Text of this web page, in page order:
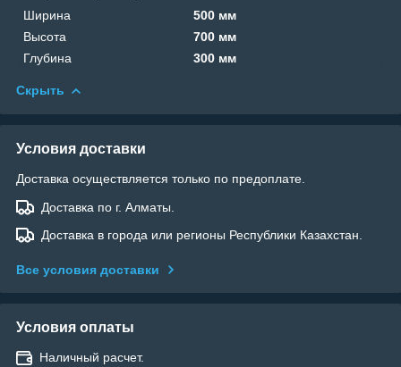
Ширина
500 мм
Высота
700 мм
Глубина
300 мм
Скрыть
Условия доставки
Доставка осуществляется только по предоплате.
Доставка по г. Алматы.
Доставка в города или регионы Республики Казахстан.
Все условия доставки
Условия оплаты
Наличный расчет.